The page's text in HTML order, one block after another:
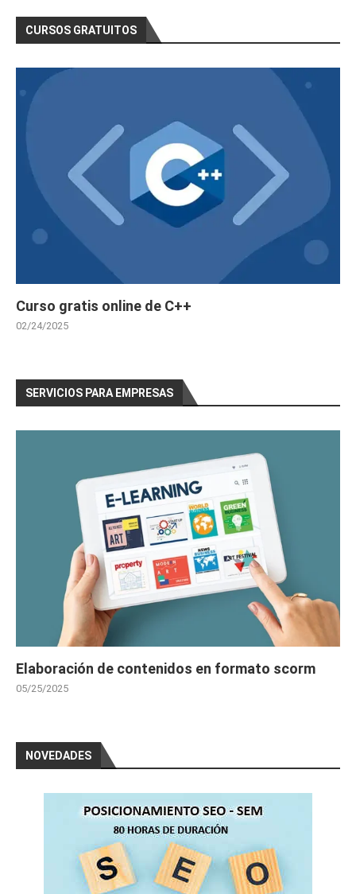
CURSOS GRATUITOS
Curso gratis online de C++
02/24/2025
SERVICIOS PARA EMPRESAS
Elaboración de contenidos en formato scorm
05/25/2025
NOVEDADES